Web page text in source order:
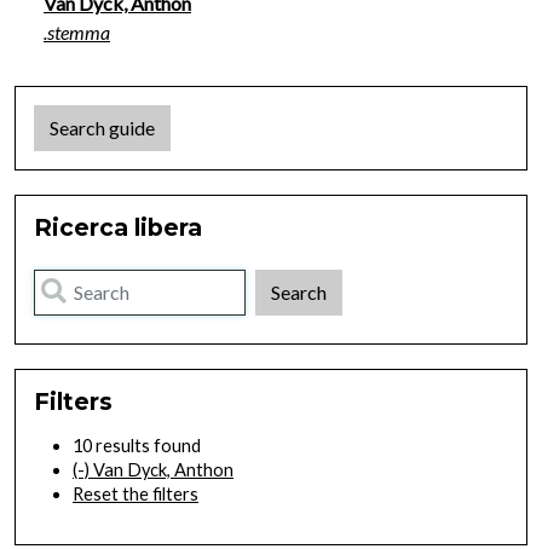
.stemma
Search guide
Ricerca libera
Filters
10 results found
(-) Van Dyck, Anthon
Reset the filters